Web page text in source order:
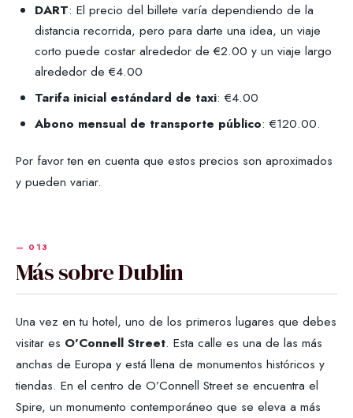
DART: El precio del billete varía dependiendo de la
distancia recorrida, pero para darte una idea, un viaje
corto puede costar alrededor de €2.00 y un viaje largo
alrededor de €4.00
Tarifa inicial estándard de taxi: €4.00
Abono mensual de transporte público: €120.00.
Por favor ten en cuenta que estos precios son aproximados
y pueden variar.
Más sobre Dublin
Una vez en tu hotel, uno de los primeros lugares que debes
visitar es O’Connell Street. Esta calle es una de las más
anchas de Europa y está llena de monumentos históricos y
tiendas. En el centro de O’Connell Street se encuentra el
Spire, un monumento contemporáneo que se eleva a más